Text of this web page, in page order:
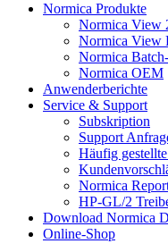
Normica Produkte
Normica View
Normica View
Normica
Normica OEM
Anwenderberichte
Service & Support
Subskription
Support
Häufig
Normica
HP-GL/2
Download Normica
Online-Shop